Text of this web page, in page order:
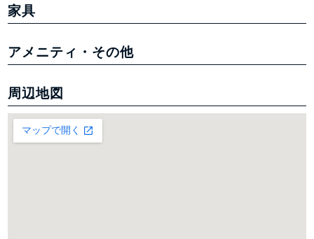
家具
アメニティ・その他
周辺地図